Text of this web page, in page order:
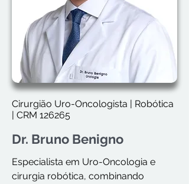
Cirurgião Uro-Oncologista | Robótica
| CRM 126265
Dr. Bruno Benigno
Especialista em Uro-Oncologia e
cirurgia robótica, combinando